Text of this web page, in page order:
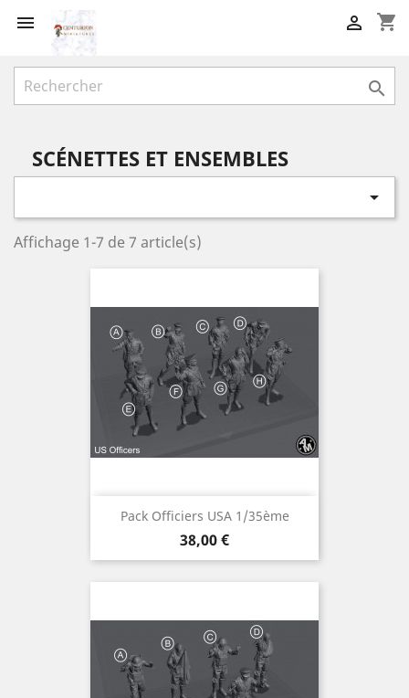
 shopping_cart


SCÉNETTES ET ENSEMBLES

Affichage 1-7 de 7 article(s)
Pack Officiers USA 1/35ème
Prix
38,00 €